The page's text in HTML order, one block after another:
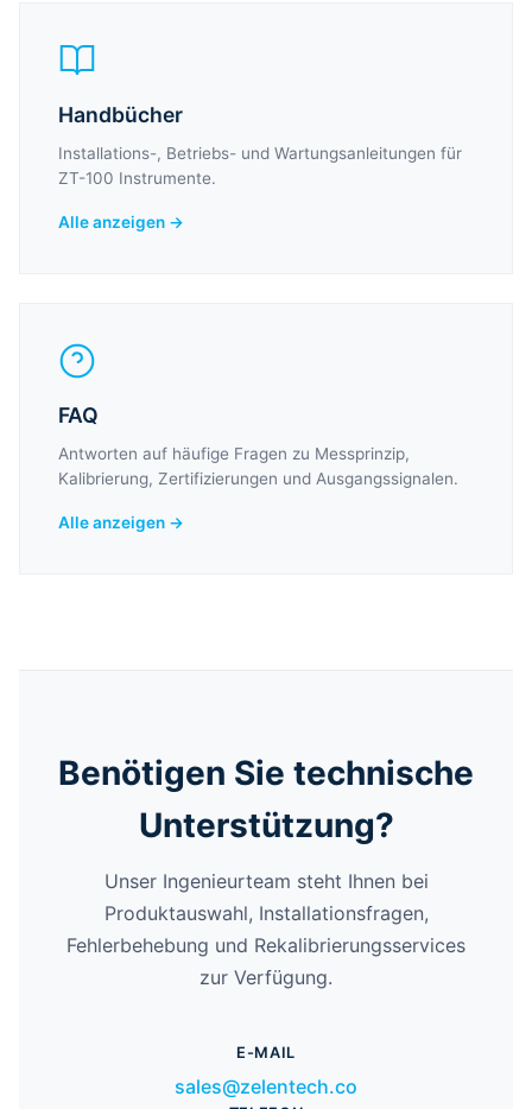
Handbücher
Installations-, Betriebs- und Wartungsanleitungen für
ZT-100 Instrumente.
Alle anzeigen →
FAQ
Antworten auf häufige Fragen zu Messprinzip,
Kalibrierung, Zertifizierungen und Ausgangssignalen.
Alle anzeigen →
Benötigen Sie technische
Unterstützung?
Unser Ingenieurteam steht Ihnen bei
Produktauswahl, Installationsfragen,
Fehlerbehebung und Rekalibrierungsservices
zur Verfügung.
E-MAIL
sales@zelentech.co